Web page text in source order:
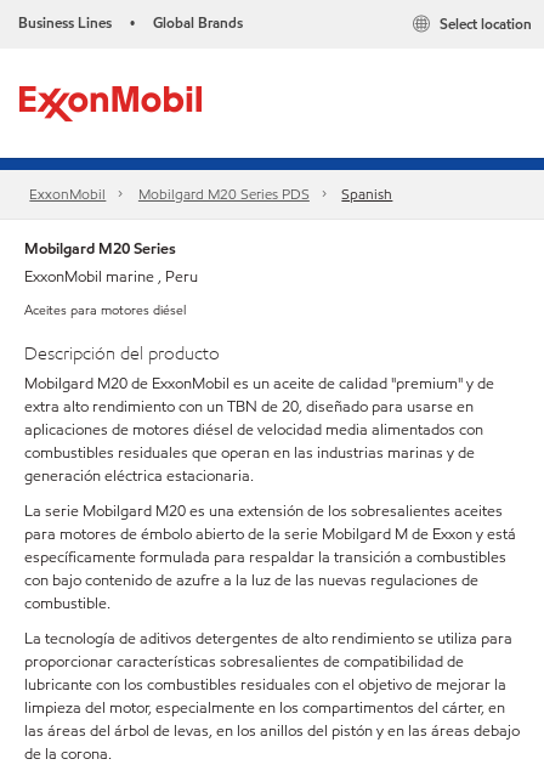
Business Lines • Global Brands Select location
ExxonMobil Mobilgard M20 Series PDS Spanish
Mobilgard M20 Series
ExxonMobil marine , Peru
Aceites para motores diésel
Descripción del producto
Mobilgard M20 de ExxonMobil es un aceite de calidad "premium" y de
extra alto rendimiento con un TBN de 20, diseñado para usarse en
aplicaciones de motores diésel de velocidad media alimentados con
combustibles residuales que operan en las industrias marinas y de
generación eléctrica estacionaria.
La serie Mobilgard M20 es una extensión de los sobresalientes aceites
para motores de émbolo abierto de la serie Mobilgard M de Exxon y está
específicamente formulada para respaldar la transición a combustibles
con bajo contenido de azufre a la luz de las nuevas regulaciones de
combustible.
La tecnología de aditivos detergentes de alto rendimiento se utiliza para
proporcionar características sobresalientes de compatibilidad de
lubricante con los combustibles residuales con el objetivo de mejorar la
limpieza del motor, especialmente en los compartimentos del cárter, en
las áreas del árbol de levas, en los anillos del pistón y en las áreas debajo
de la corona.